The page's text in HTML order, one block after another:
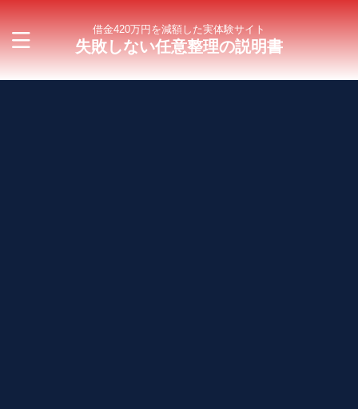
借金420万円を減額した実体験サイト
失敗しない任意整理の説明書